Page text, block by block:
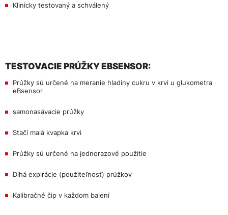
Klinicky testovaný a schválený
TESTOVACIE PRÚŽKY EBSENSOR:
Prúžky sú určené na meranie hladiny cukru v krvi u glukometra
eBsensor
samonasávacie prúžky
Stačí malá kvapka krvi
Prúžky sú určené na jednorazové použitie
Dlhá expirácie (použiteľnosť) prúžkov
Kalibračné čip v každom balení